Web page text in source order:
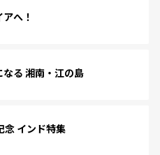
へ！
る 湘南・江の島
念 インド特集